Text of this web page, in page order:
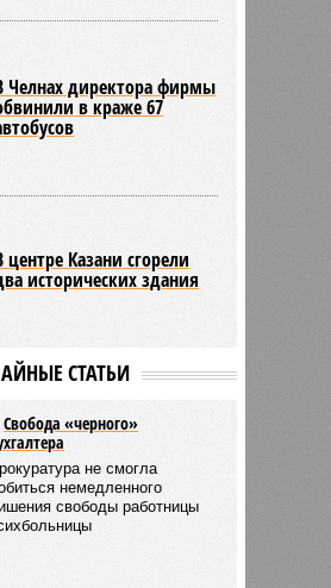
Челнах директора фирмы
в краже 67
центре Казани сгорели
исторических здания
СТАТЬИ
Свобода «черного»
не смогла
немедленного
свободы работницы